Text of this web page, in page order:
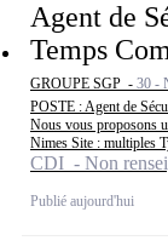
Agent de
Temps
GROUPE SGP - 30 -
POSTE : Agent de
Nous vous proposons
Nimes Site : multiples
CDI - Non
Publié aujourd'hui